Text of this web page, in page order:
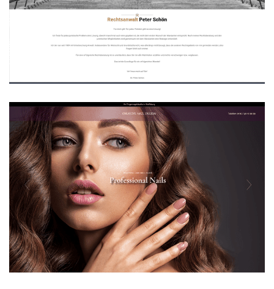
Rechtsanwalt Peter Schön
Creative Nail Design Wolfsburg
WEBDESIGN